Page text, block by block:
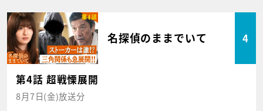
名探偵のままでいて 4
第4話 超戦慄展開
8月7日(金)放送分